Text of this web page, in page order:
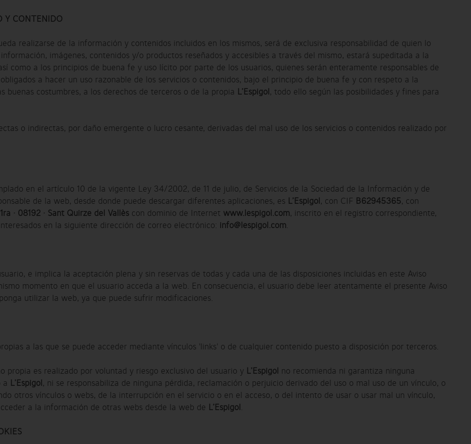
Y CONTENIDO
realizarse de la información y contenidos incluidos en los mismos, será de exclusiva responsabilidad de quien lo
imágenes, contenidos y/o productos reseñados y accesibles a través del mismo, estará supeditada a la
como a los principios de buena fe y uso lícito por parte de los usuarios, quienes serán enteramente responsables de
a hacer un uso razonable de los servicios o contenidos, bajo el principio de buena fe y con respeto a la
buenas costumbres, a los derechos de terceros o de la propia
L’Espigol , todo ello según las posibilidades y fines para
o indirectas, por daño emergente o lucro cesante, derivadas del mal uso de los servicios o contenidos realizado por
en el artículo 10 de la vigente Ley 34/2002, de 11 de julio, de Servicios de la Sociedad de la Información y de
de la web, desde donde puede descargar diferentes aplicaciones, es
L’Espigol , con CIF B62945365, con
· 08192 · Sant Quirze del Vallès con dominio de Internet www.lespigol.com, inscrito en el registro correspondiente,
en la siguiente dirección de correo electrónico:
info@lespigol.com.
e implica la aceptación plena y sin reservas de todas y cada una de las disposiciones incluidas en este Aviso
momento en que el usuario acceda a la web. En consecuencia, el usuario debe leer atentamente el presente Aviso
utilizar la web, ya que puede sufrir modificaciones.
a las que se puede acceder mediante vínculos 'links' o de cualquier contenido puesto a disposición por terceros.
propia es realizado por voluntad y riesgo exclusivo del usuario y L’Espigol
no recomienda ni garantiza ninguna
a
L’Espigol , ni se responsabiliza de ninguna pérdida, reclamación o perjuicio derivado del uso o mal uso de un vínculo, o
otros vínculos o webs, de la interrupción en el servicio o en el acceso, o del intento de usar o usar mal un vínculo,
a la información de otras webs desde la web de L’Espigol .